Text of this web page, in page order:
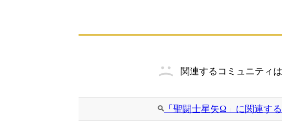
関連するコミュニティ
「聖闘士星矢Ω」に関連す